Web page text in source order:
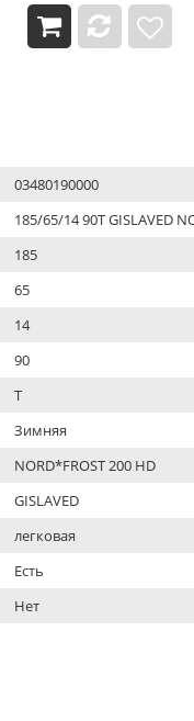
03480190000
185/65/14 90T GISLAVED
185
65
14
90
T
Зимняя
NORD*FROST 200 HD
GISLAVED
легковая
Есть
Нет